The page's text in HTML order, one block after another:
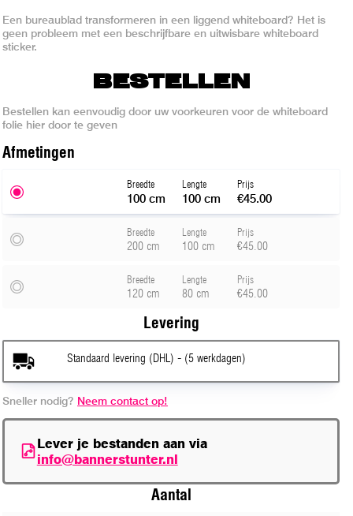
Een bureaublad transformeren in een liggend whiteboard? Het is
geen probleem met een beschrijfbare en uitwisbare whiteboard
sticker.
BESTELLEN
Bestellen kan eenvoudig door uw voorkeuren voor de whiteboard
folie hier door te geven
Afmetingen
Breedte
100 cm
Lengte
100 cm
Prijs
€45.00
Breedte
200 cm
Lengte
100 cm
Prijs
€45.00
Breedte
120 cm
Lengte
80 cm
Prijs
€45.00
Levering
Standaard levering (DHL) - (5 werkdagen)
Sneller nodig? Neem contact op!
Lever je bestanden aan via
info@bannerstunter.nl
Aantal